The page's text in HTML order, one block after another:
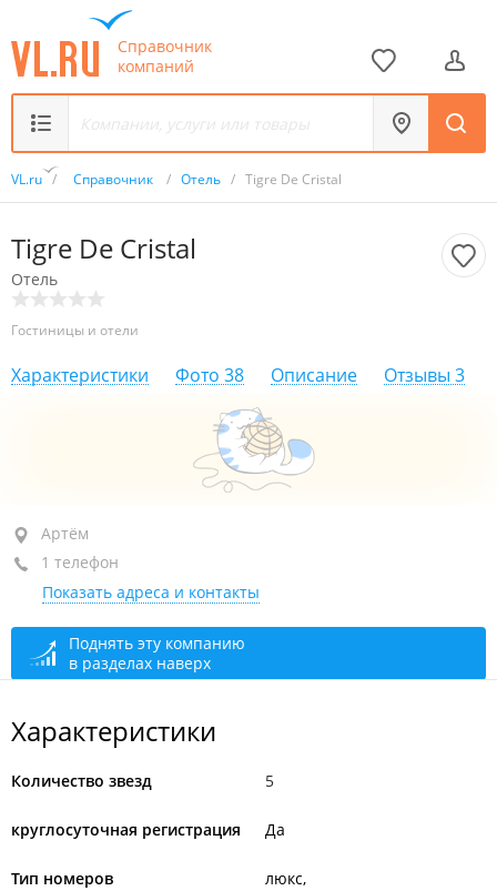
Справочник
компаний
VL.ru / Справочник / Отель / Tigre De Cristal
Tigre De Cristal
Отель
Гостиницы и отели
Характеристики Фото 38 Описание Отзывы 3
Артём, ул. бухта Муравьиная, 73
+7 (423) 246-88-88
круглосуточно
Артём
1 телефон
Показать адреса и контакты
Поднять эту компанию
в разделах наверх
Характеристики
Количество звезд 5
круглосуточная регистрация Да
Тип номеров
люкс